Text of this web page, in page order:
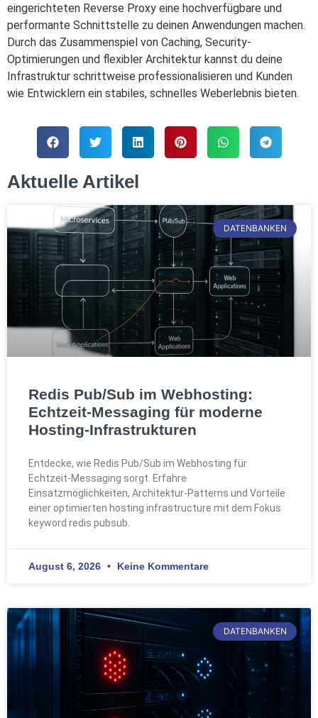
eingerichteten Reverse Proxy eine hochverfügbare und
performante Schnittstelle zu deinen Anwendungen machen.
Durch das Zusammenspiel von Caching, Security-
Optimierungen und flexibler Architektur kannst du deine
Infrastruktur schrittweise professionalisieren und Kunden
wie Entwicklern ein stabiles, schnelles Weberlebnis bieten.
Aktuelle Artikel
DATENBANKEN
Redis Pub/Sub im Webhosting:
Echtzeit-Messaging für moderne
Hosting-Infrastrukturen
Entdecke, wie Redis Pub/Sub im Webhosting für
Echtzeit-Messaging sorgt. Erfahre
Einsatzmöglichkeiten, Architektur-Patterns und Vorteile
einer optimierten hosting infrastructure mit dem Fokus
keyword redis pubsub.
August 6, 2026 Keine Kommentare
DATENBANKEN